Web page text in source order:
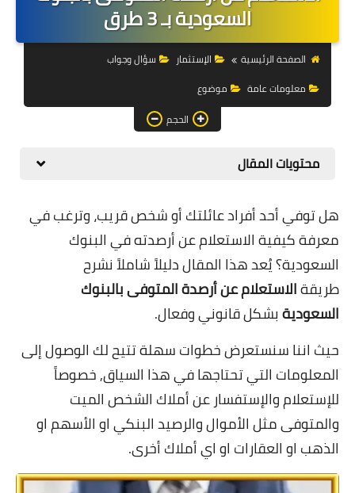
التجارة الالكترونية
التسويق
وظائف
المواقع
زيادة متابعين
العملات المشفرة
السعودية بـ 3 طرق
الصفحة الرئيسية الإستثمار
سؤال وجواب
معلومات عامة
موضوع
الحجم
محتويات المقال
هل توفي أحد أفراد عائلتك أو شخص قريب، وترغب في
معرفة كيفية الاستعلام عن أرصدته في البنوك
السعودية؟ يُعد هذا المقال دليلاً شاملاً نشرح
طريقةالاستعلام عن أرصدة المتوفى بالبنوك
السعوديةبشكل قانوني وفعال.
حيث اننا سنستعرض خطوات سهلة تتيح لك الوصول إلى
المعلومات التي تحتاجها في هذا السياق, خصوصاً
للإستعلام والإستفسار عن أملاك الشخص الميت
والمتوفى مثل الأموال والرصيد البنكي او الأسهم او
الذهب او العقارات او اي أملاك أخرى.